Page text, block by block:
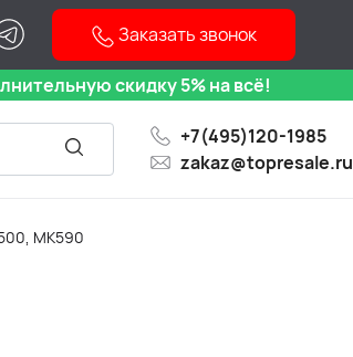
Заказать звонок
скидку 5% на всё!
+7(495)120-1985
zakaz@topresale.ru
MK590